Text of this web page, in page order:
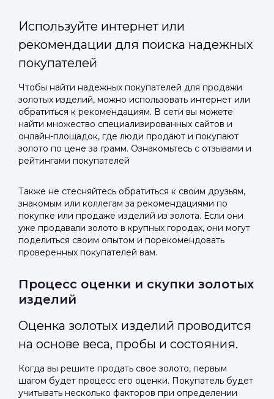
Войти в
профиль
Мы отправим код для входа на ваш
номер телефона.
Телефон
Подать заявку
Отправьте заявку через мессенджер-бот — магазины
увидят её и пришлют предложения. Фото, описание и
AI-оценка прямо в чате.
ВКонтакте
или подайте через форму на сайте
Войти в ЛК и заполнить форму
Подать заявку
Отправьте заявку через мессенджер-бот — магазины
увидят её и пришлют предложения. Фото, описание и
AI-оценка прямо в чате.
ВКонтакте
или подайте через форму на сайте
Войти в ЛК и заполнить форму
Используйте интернет или
рекомендации для поиска надежных
покупателей
Чтобы найти надежных покупателей для продажи
золотых изделий, можно использовать интернет или
обратиться к рекомендациям. В сети вы можете
найти множество специализированных сайтов и
онлайн-площадок, где люди продают и покупают
золото по цене за грамм. Ознакомьтесь с отзывами и
рейтингами покупателей
Также не стесняйтесь обратиться к своим друзьям,
знакомым или коллегам за рекомендациями по
покупке или продаже изделий из золота. Если они
уже продавали золото в крупных городах, они могут
поделиться своим опытом и порекомендовать
проверенных покупателей вам.
Процесс оценки и скупки золотых
изделий
Оценка золотых изделий проводится
на основе веса, пробы и состояния.
Когда вы решите продать свое золото, первым
шагом будет процесс его оценки. Покупатель будет
учитывать несколько факторов при определении